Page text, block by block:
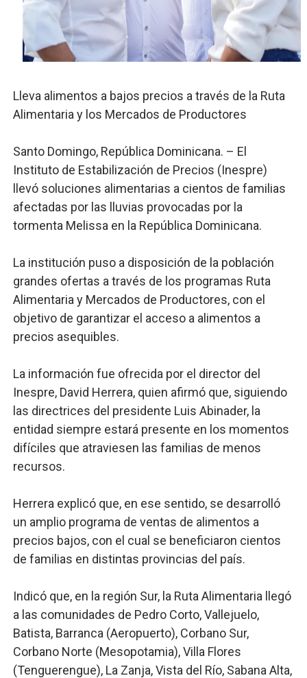
Banco Popular escala 17 posiciones en los mil
SNS y el SRSO actualizan Manual de Comunicación
DGPCF: 55 años sembrando desarrollo y
Operativo interagencial frena delitos ambientales y
Lleva alimentos a bajos precios a través de la Ruta
Alimentaria y los Mercados de Productores
Santo Domingo, República Dominicana. – El
Instituto de Estabilización de Precios (Inespre)
llevó soluciones alimentarias a cientos de familias
afectadas por las lluvias provocadas por la
tormenta Melissa en la República Dominicana.
La institución puso a disposición de la población
grandes ofertas a través de los programas Ruta
Alimentaria y Mercados de Productores, con el
objetivo de garantizar el acceso a alimentos a
precios asequibles.
La información fue ofrecida por el director del
Inespre, David Herrera, quien afirmó que, siguiendo
las directrices del presidente Luis Abinader, la
entidad siempre estará presente en los momentos
difíciles que atraviesen las familias de menos
recursos.
Herrera explicó que, en ese sentido, se desarrolló
un amplio programa de ventas de alimentos a
precios bajos, con el cual se beneficiaron cientos
de familias en distintas provincias del país.
Indicó que, en la región Sur, la Ruta Alimentaria llegó
a las comunidades de Pedro Corto, Vallejuelo,
Batista, Barranca (Aeropuerto), Corbano Sur,
Corbano Norte (Mesopotamia), Villa Flores
(Tenguerengue), La Zanja, Vista del Río, Sabana Alta,